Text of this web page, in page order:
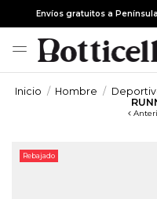
Envíos gratuitos a
Inicio Hombre
Rebajado